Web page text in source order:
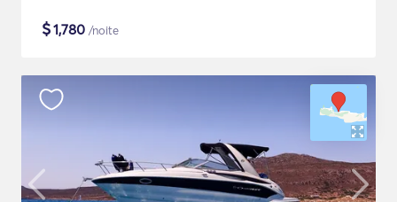
$1,780 /noite